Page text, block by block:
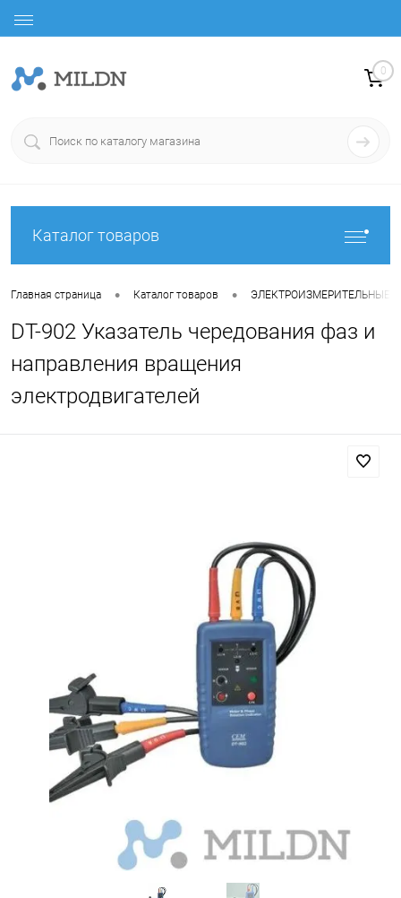
0
Каталог товаров
Главная страница • Каталог товаров • ЭЛЕКТРОИЗМЕРИТЕЛЬНЫЕ
DT-902 Указатель чередования фаз и
направления вращения
электродвигателей